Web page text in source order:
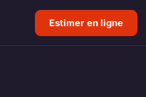
Estimer en ligne